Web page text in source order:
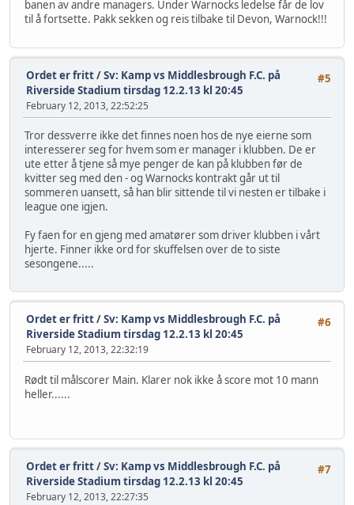
banen av andre managers. Under Warnocks ledelse får de lov
til å fortsette. Pakk sekken og reis tilbake til Devon, Warnock!!!
#5
Ordet er fritt/Sv: Kamp vs Middlesbrough F.C. på
Riverside Stadium tirsdag 12.2.13 kl 20:45
February 12, 2013, 22:52:25
Tror dessverre ikke det finnes noen hos de nye eierne som
interesserer seg for hvem som er manager i klubben. De er
ute etter å tjene så mye penger de kan på klubben før de
kvitter seg med den - og Warnocks kontrakt går ut til
sommeren uansett, så han blir sittende til vi nesten er tilbake i
league one igjen.
Fy faen for en gjeng med amatører som driver klubben i vårt
hjerte. Finner ikke ord for skuffelsen over de to siste
sesongene.....
#6
Ordet er fritt/Sv: Kamp vs Middlesbrough F.C. på
Riverside Stadium tirsdag 12.2.13 kl 20:45
February 12, 2013, 22:32:19
Rødt til målscorer Main. Klarer nok ikke å score mot 10 mann
heller......
#7
Ordet er fritt/Sv: Kamp vs Middlesbrough F.C. på
Riverside Stadium tirsdag 12.2.13 kl 20:45
February 12, 2013, 22:27:35